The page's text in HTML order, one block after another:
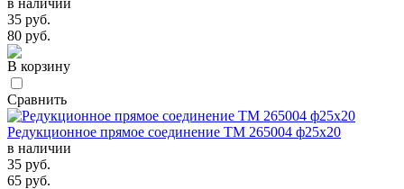
35 руб.
80 руб.
В корзину
Сравнить
Редукционное прямое соединение TM 265004 ф25х20
в наличии
35 руб.
65 руб.